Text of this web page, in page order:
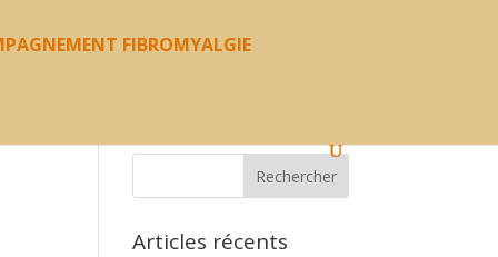
FIBROMYALGIE
Articles récents